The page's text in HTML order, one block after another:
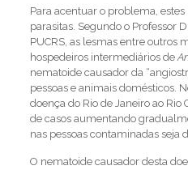
Para acentuar o problema,
parasitas. Segundo o Professor
PUCRS, as lesmas entre outros
hospedeiros intermediários de
nematoide causador da
pessoas e animais domésticos.
doença do Rio de Janeiro ao
de casos aumentando
nas pessoas contaminadas seja
O nematoide causador desta